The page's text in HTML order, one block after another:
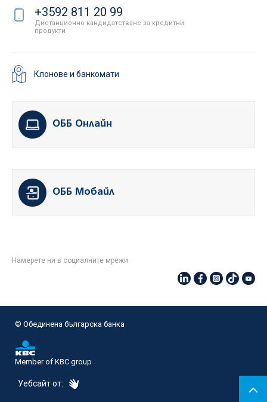
+3592 811 20 99
Дистанционно кандидатстване за кредитни
продукти
Клонове и банкомати
ОББ Онлайн
ОББ Мобайл
Намерете ни в социалните мрежи:
© Oбединена българска банка
Member of KBC group
Уебсайт от: eDesign